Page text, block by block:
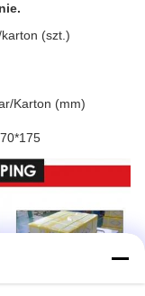
(szt.)
Karton (mm)